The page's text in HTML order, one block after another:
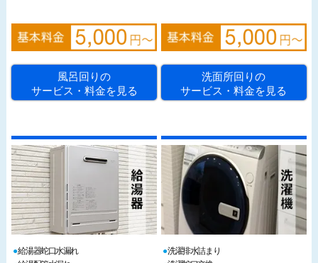
風呂回りの
サービス・料金を見る
洗面所回りの
サービス・料金を見る
給湯器蛇口水漏れ
洗濯排水詰まり